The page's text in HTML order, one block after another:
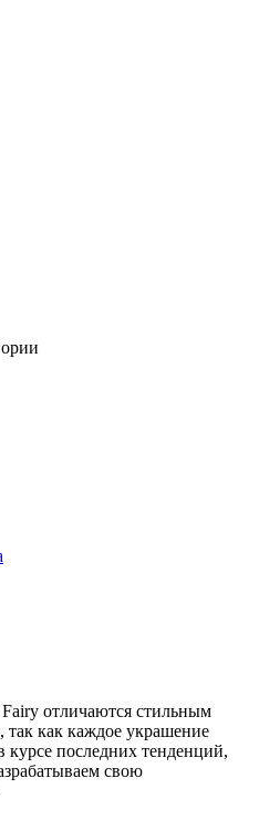
отличаются стильным
как каждое украшение
последних тенденций,
свою